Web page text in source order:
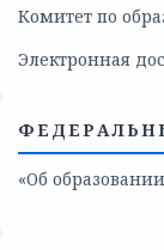
Комитет по
Электронная
«Об